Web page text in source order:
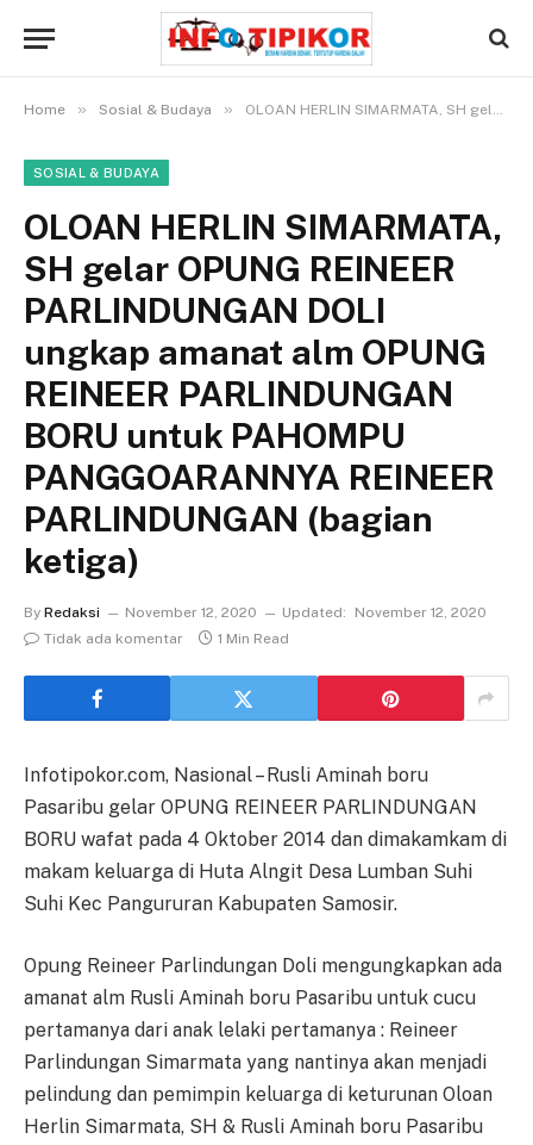
Home » Sosial & Budaya » OLOAN HERLIN SIMARMATA, SH gelar OPUNG REINEER PARLINDUNGAN DOLI ungkap amanat alm OPUNG REINEER PARLINDUNGAN BORU untuk PAHOMPU PANGGOARANNYA REINEER PARLINDUNGAN (bagian ketiga)
SOSIAL & BUDAYA
OLOAN HERLIN SIMARMATA,
SH gelar OPUNG REINEER
PARLINDUNGAN DOLI
ungkap amanat alm OPUNG
REINEER PARLINDUNGAN
BORU untuk PAHOMPU
PANGGOARANNYA REINEER
PARLINDUNGAN (bagian
ketiga)
By Redaksi November 12, 2020 Updated:
November 12, 2020
Tidak ada komentar
1 Min Read
Infotipokor.com, Nasional – Rusli Aminah boru
Pasaribu gelar OPUNG REINEER PARLINDUNGAN
BORU wafat pada 4 Oktober 2014 dan dimakamkam di
makam keluarga di Huta Alngit Desa Lumban Suhi
Suhi Kec Pangururan Kabupaten Samosir.
Opung Reineer Parlindungan Doli mengungkapkan ada
amanat alm Rusli Aminah boru Pasaribu untuk cucu
pertamanya dari anak lelaki pertamanya : Reineer
Parlindungan Simarmata yang nantinya akan menjadi
pelindung dan pemimpin keluarga di keturunan Oloan
Herlin Simarmata, SH & Rusli Aminah boru Pasaribu